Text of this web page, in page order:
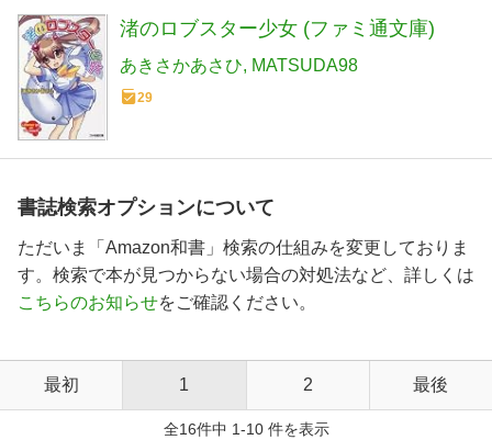
渚のロブスター少女 (ファミ通文庫)
あきさかあさひ MATSUDA98
29
書誌検索オプションについて
ただいま「Amazon和書」検索の仕組みを変更しておりま
す。検索で本が見つからない場合の対処法など、詳しくは
こちらのお知らせをご確認ください。
最初 1 2 最後
全16件中 1-10 件を表示